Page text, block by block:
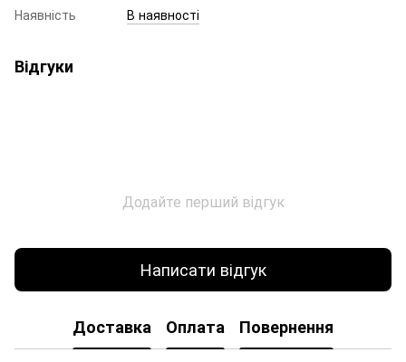
Наявність
В наявності
Відгуки
Додайте перший відгук
Написати відгук
Доставка Оплата Повернення